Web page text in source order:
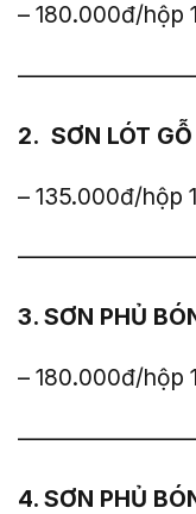
– 180.000đ/hộp
2. SƠN LÓT
– 135.000đ/hộp
3. SƠN PHỦ
– 180.000đ/hộp
4. SƠN PHỦ